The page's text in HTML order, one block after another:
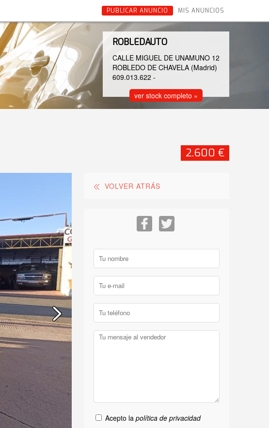
MIS ANUNCIOS
PUBLICAR ANUNCIO
ROBLEDAUTO
CALLE MIGUEL DE UNAMUNO 12
ROBLEDO DE CHAVELA (Madrid)
609.013.622 -
ver stock completo »
2.600 €
VOLVER ATRÁS
Acepto la política de privacidad